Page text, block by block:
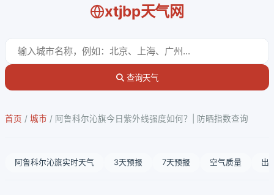
xtjbp天气网
查询天气
首页 / 城市 / 阿鲁科尔沁旗今日紫外线强度如何？| 防晒指数查询
阿鲁科尔沁旗实时天气 3天预报 7天预报 空气质量 出